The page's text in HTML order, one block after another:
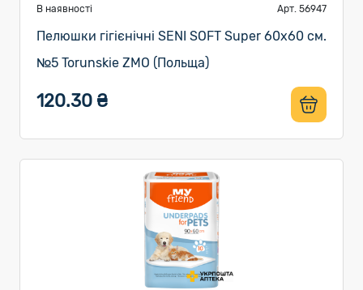
В наявності Арт. 56947
Пелюшки гігієнічні SENI SOFT Super 60х60 см.
№5 Torunskie ZMO (Польща)
120.30 ₴